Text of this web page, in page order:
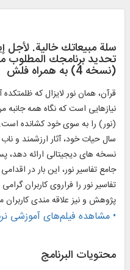
سلة مبيعاتك خالية. لأجل
تحديد برنامجك المطلوب
(نسخه 4) به همراه فلش
قرآن، همان نور لایزال که
نیازهایی است که نگاه همه جانبه
(نور) را به سوی خود کشانده
سال حیات خود، آثار ارزشمند و
نسخه های دیجیتالی ارائه دهد،
تفاسیر نور را فراروی کاربران
پژوهش و نیز علاقه مندی کاربران
• مشاهده فیلم‌های آموزشی
محتويات البرنامج